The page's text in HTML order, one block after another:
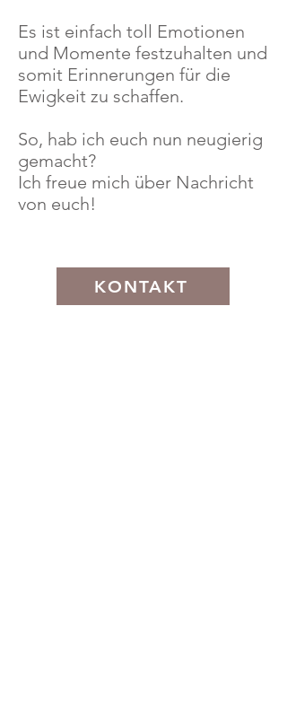
Es ist einfach toll Emotionen
und Momente festzuhalten und
somit Erinnerungen für die
Ewigkeit zu schaffen.
So, hab ich euch nun neugierig
gemacht?
Ich freue mich über Nachricht
von euch!
KONTAKT